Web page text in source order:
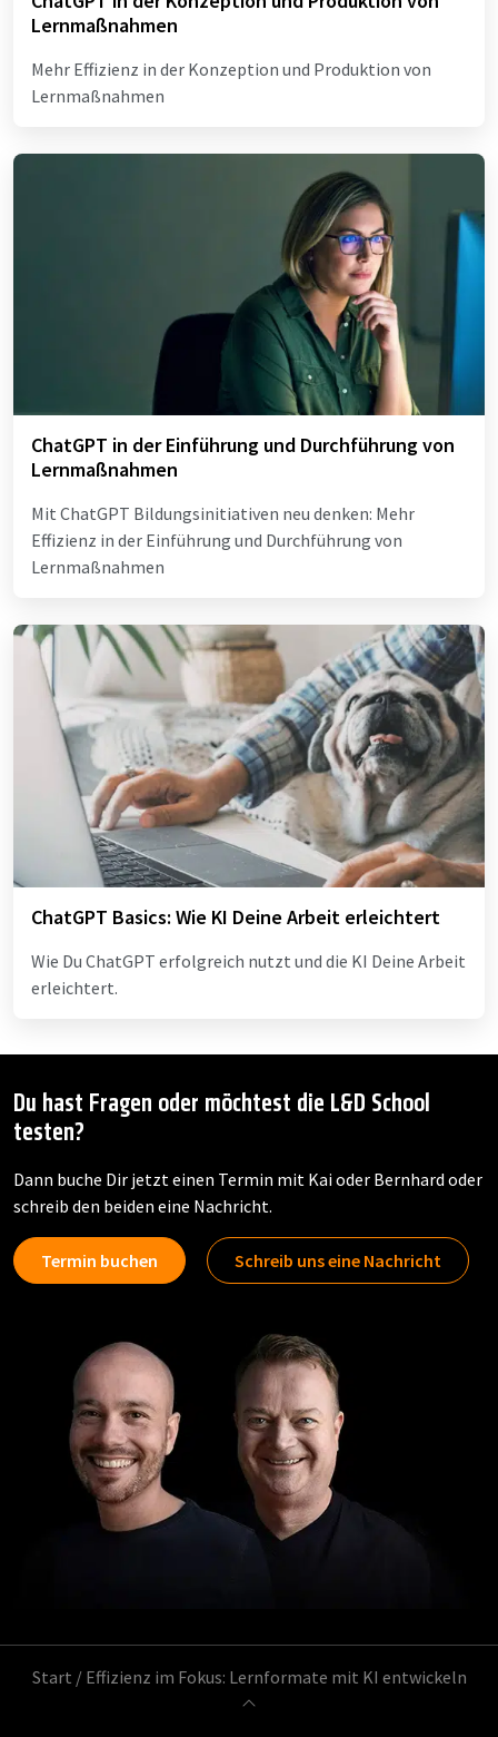
Lernmaßnahmen
Mehr Effizienz in der Konzeption und Produktion von
Lernmaßnahmen
ChatGPT in der Einführung und Durchführung von
Lernmaßnahmen
Mit ChatGPT Bildungsinitiativen neu denken: Mehr
Effizienz in der Einführung und Durchführung von
Lernmaßnahmen
ChatGPT Basics: Wie KI Deine Arbeit erleichtert
Wie Du ChatGPT erfolgreich nutzt und die KI Deine Arbeit
erleichtert.
Du hast Fragen oder möchtest die L&D School
testen?
Dann buche Dir jetzt einen Termin mit Kai oder Bernhard oder
schreib den beiden eine Nachricht.
Termin buchen Schreib uns eine Nachricht
Start / Effizienz im Fokus: Lernformate mit KI entwickeln